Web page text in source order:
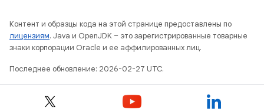
Контент и образцы кода на этой странице предоставлены по
лицензиям. Java и OpenJDK – это зарегистрированные товарные
знаки корпорации Oracle и ее аффилированных лиц.
Последнее обновление: 2026-02-27 UTC.